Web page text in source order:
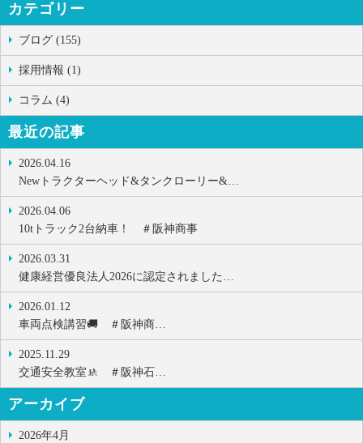
カテゴリー
ブログ (155)
採用情報 (1)
コラム (4)
最近の記事
2026.04.16
Newトラクターヘッド&タンクローリー&…
2026.04.06
10tトラック2台納車！ ＃阪神商事
2026.03.31
健康経営優良法人2026に認定されました…
2026.01.12
車両点検講習🚚 ＃阪神商…
2025.11.29
交通安全教室🚸 ＃阪神石…
アーカイブ
2026年4月